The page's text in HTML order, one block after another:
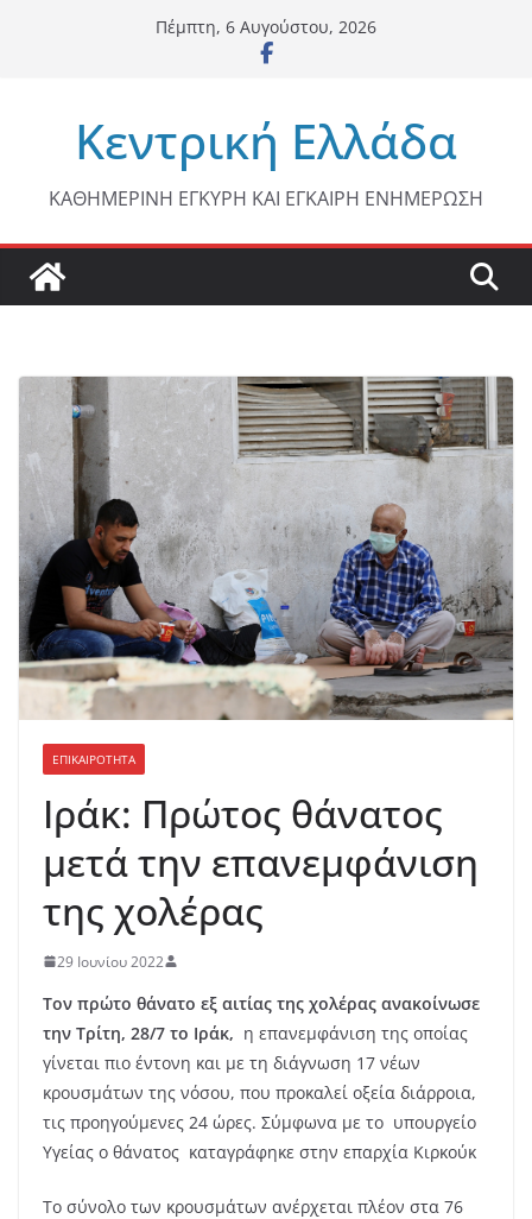
Πέμπτη, 6 Αυγούστου, 2026
Κεντρική Ελλάδα
ΚΑΘΗΜΕΡΙΝΗ ΕΓΚΥΡΗ ΚΑΙ ΕΓΚΑΙΡΗ ΕΝΗΜΕΡΩΣΗ
ΕΠΙΚΑΙΡΟΤΗΤΑ
Ιράκ: Πρώτος θάνατος
μετά την επανεμφάνιση
της χολέρας
29 Ιουνίου 2022
Τον πρώτο θάνατο εξ αιτίας της χολέρας ανακοίνωσε
την Τρίτη, 28/7 το Ιράκ, η επανεμφάνιση της οποίας
γίνεται πιο έντονη και με τη διάγνωση 17 νέων
κρουσμάτων της νόσου, που προκαλεί οξεία διάρροια,
τις προηγούμενες 24 ώρες. Σύμφωνα με το υπουργείο
Υγείας ο θάνατος καταγράφηκε στην επαρχία Κιρκούκ
Το σύνολο των κρουσμάτων ανέρχεται πλέον στα 76